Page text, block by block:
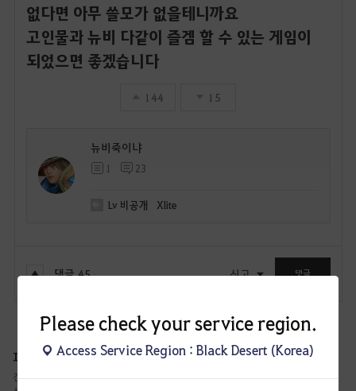
Please check your service region.
Access Service Region : Black Desert (Korea)
없다면 아무 쓸모가 없을테니까요
고인물과 뉴비 다같이 즐겜 할 수 있는 게임이
되었으면 좋겠습니다
144 15
뉴비죽이냐
1 23
Lv 비공개 Xlite
댓글45 신고 댓글
피드백 게시판
건의 게시판에서 많은 공감 수를 얻었거나, 논의가 필요한 글들에 대한 답변과 진행